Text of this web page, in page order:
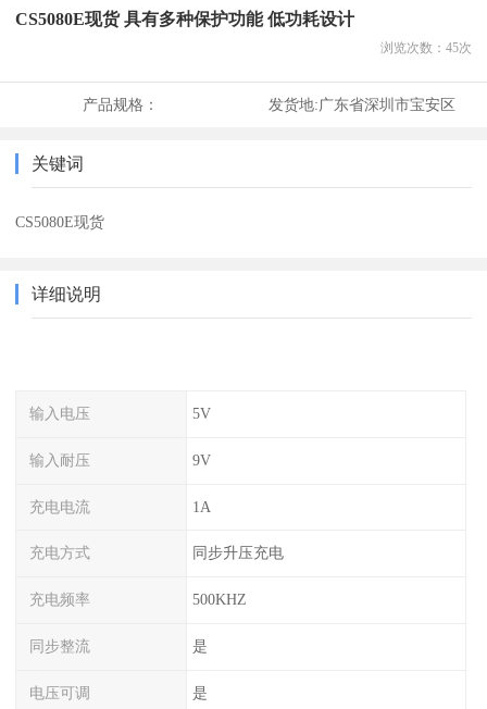
CS5080E现货 具有多种保护功能 低功耗设计
浏览次数： 45次
产品规格： 发货地:广东省深圳市宝安区
关键词
CS5080E现货
详细说明
输入电压 5V
输入耐压 9V
充电电流 1A
充电方式 同步升压充电
充电频率 500KHZ
同步整流 是
电压可调 是